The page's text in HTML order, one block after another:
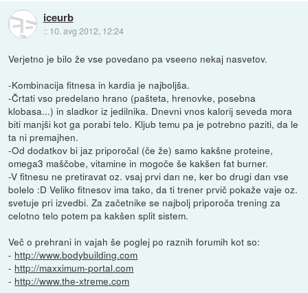
iceurb
:: 10. avg 2012, 12:24
Verjetno je bilo že vse povedano pa vseeno nekaj nasvetov.
-Kombinacija fitnesa in kardia je najboljša.
-Črtati vso predelano hrano (pašteta, hrenovke, posebna
klobasa...) in sladkor iz jedilnika. Dnevni vnos kalorij seveda mora
biti manjši kot ga porabi telo. Kljub temu pa je potrebno paziti, da le
ta ni premajhen.
-Od dodatkov bi jaz priporočal (če že) samo kakšne proteine,
omega3 maščobe, vitamine in mogoče še kakšen fat burner.
-V fitnesu ne pretiravat oz. vsaj prvi dan ne, ker bo drugi dan vse
bolelo :D Veliko fitnesov ima tako, da ti trener prvič pokaže vaje oz.
svetuje pri izvedbi. Za začetnike se najbolj priporoča trening za
celotno telo potem pa kakšen split sistem.
Več o prehrani in vajah še poglej po raznih forumih kot so:
- http://www.bodybuilding.com
- http://maxximum-portal.com
- http://www.the-xtreme.com